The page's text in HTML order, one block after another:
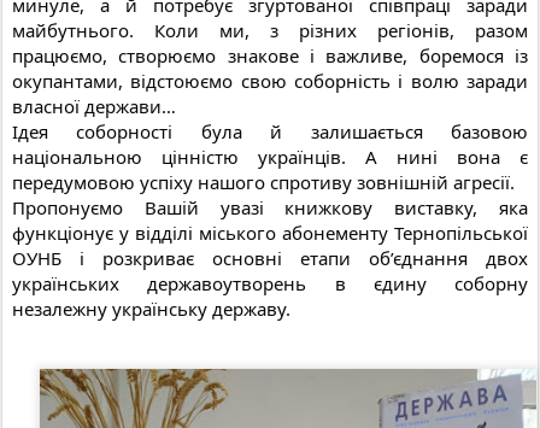
майбутнього. Коли ми, з різних регіонів, разом
працюємо, створюємо знакове і важливе, боремося із
окупантами, відстоюємо свою соборність і волю заради
власної держави…
Ідея соборності була й залишається базовою
національною цінністю українців. А нині вона є
передумовою успіху нашого спротиву зовнішній агресії.
Пропонуємо Вашій увазі книжкову виставку, яка
функціонує у відділі міського абонементу Тернопільської
ОУНБ і розкриває основні етапи об’єднання двох
українських державоутворень в єдину соборну
незалежну українську державу.